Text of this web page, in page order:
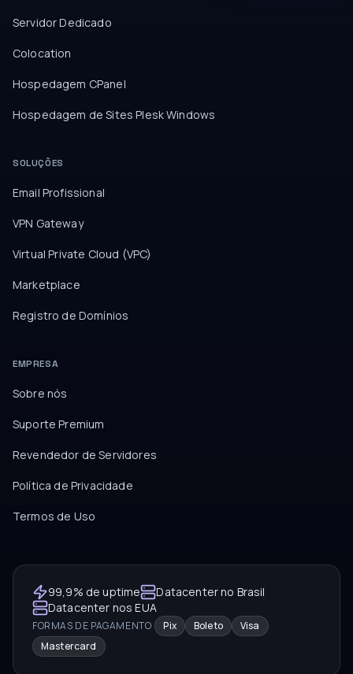
Servidor Dedicado
Colocation
Hospedagem CPanel
Hospedagem de Sites Plesk Windows
SOLUÇÕES
Email Profissional
VPN Gateway
Virtual Private Cloud (VPC)
Marketplace
Registro de Domínios
EMPRESA
Sobre nós
Suporte Premium
Revendedor de Servidores
Política de Privacidade
Termos de Uso
99,9% de uptime
Datacenter no Brasil
Datacenter nos EUA
FORMAS DE PAGAMENTO Pix Boleto
Visa
Mastercard